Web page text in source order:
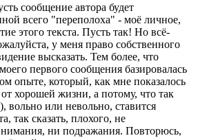
сообщение автора будет
всего "переполоха" - моё личное,
этого текста. Пусть так! Но всё-
у меня право собственного
высказать. Тем более, что
первого сообщения базировалась
опыте, который, как мне показалось
хорошей жизни, а потому, что так
вольно или невольно, ставится
так сказать, плохого, не
ни подражания. Повторюсь,